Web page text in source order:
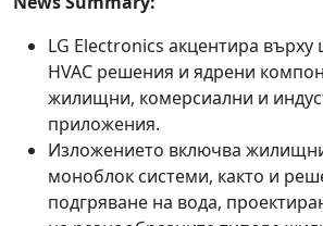
LG Electronics акцентира
HVAC решения и ядрени
жилищни, комерсиални и
приложения.
Изложението включва
моноблок системи, както и
подгряване на вода,